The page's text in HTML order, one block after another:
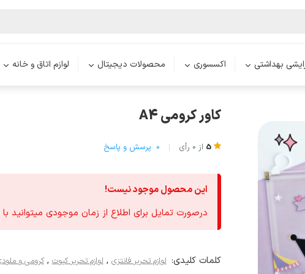
بهداشتی اکسسوری محصولات دیجیتال لوازم اتاق و خانه
کاور کرومی A4
5 از 0 رأی 0 پرسش و پاسخ
این محصول موجود نیست!
درصورت تمایل برای اطلاع از زمان موجودی میتوانید
کلمات کلیدی: لوازم تحریر فانتزی ,لوازم تحریر کیوت,کرومی و